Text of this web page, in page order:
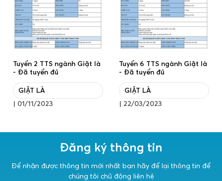
Tuyển 2 TTS ngành Giặt là
- Đã tuyển đủ
GIẶT LÀ
| 01/11/2023
Tuyển 6 TTS ngành Giặt là
- Đã tuyển đủ
GIẶT LÀ
| 22/03/2023
Đăng ký thông tin
Để nhận được thông tin mới nhất bạn hãy để lại thông tin để
chúng tôi chủ động liên hệ